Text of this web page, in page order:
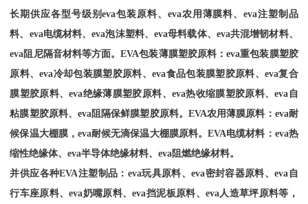
长期供应各型号级别eva包装原料、 eva农用薄膜料、eva注塑制品
料、 eva电缆材料、eva泡沫塑料、eva母料载体、 eva共混增韧材料、
eva阻尼隔音材料等方面。EVA包装薄膜塑胶原料：eva重包装膜塑胶
原料、eva冷却包装膜塑胶原料、eva食品包装膜塑胶原料、 eva复合
膜塑胶原料、eva绝缘薄膜塑胶原料、 eva热收缩膜塑胶原料、eva自
粘膜塑胶原料、 eva阻隔保鲜膜塑胶原料。 EVA农用薄膜原料： eva耐
候保温大棚膜， eva耐候无滴保温大棚膜原料。EVA电缆材料： eva热
缩性绝缘体、eva半导体绝缘材料、eva阻燃绝缘材料。
并供应各种EVA注塑制品： eva玩具原料、eva密封容器原料、eva自
行车座原料、eva奶嘴原料、eva挡泥板原料、 eva人造草坪原料等，